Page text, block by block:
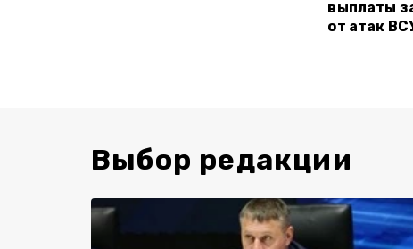
выплаты
от атак
Выбор редакции